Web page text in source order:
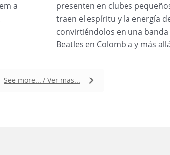
a
presenten en clubes
traen el espíritu y la energía
convirtiéndolos en una
Beatles en Colombia y más
See more... / Ver más...